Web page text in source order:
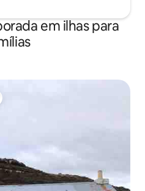
em ilhas para
dos hóspedes